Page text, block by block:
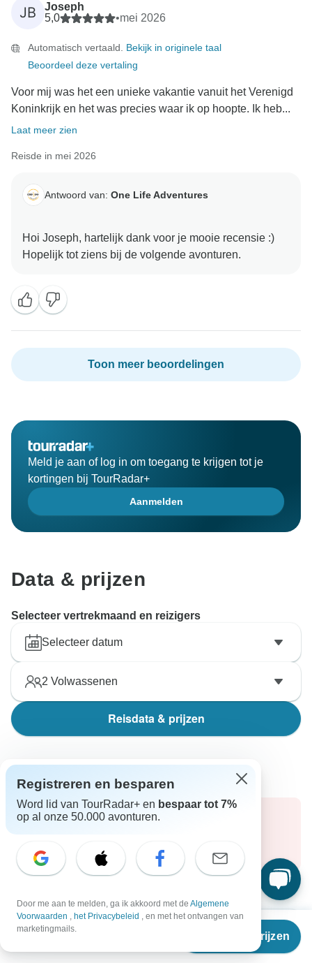
Vanaf €2.295
Reisdata & prijzen
JB
Joseph
5,0
•mei 2026
Automatisch vertaald. Bekijk in originele taal
Beoordeel deze vertaling
Voor mij was het een unieke vakantie vanuit het Verenigd
Koninkrijk en het was precies waar ik op hoopte. Ik heb...
Laat meer zien
Reisde in mei 2026
Antwoord van: One Life Adventures
Hoi Joseph, hartelijk dank voor je mooie recensie :)
Toon meer beoordelingen
Meld je aan of log in om toegang te krijgen tot je
kortingen bij TourRadar+
Aanmelden
Data & prijzen
Selecteer vertrekmaand en reizigers
Selecteer datum
2 Volwassenen
Reisdata & prijzen
Haast je, deals zijn maar een beperkte tijd
Eindigt op
12 aug. 2026
Vanaf Maandag
7 sep. 2026 16 sep. 2026
Registreren en besparen
Word lid van TourRadar+ en bespaar tot 7%
op al onze 50.000 avonturen.
Door me aan te melden, ga ik akkoord met de Algemene
Voorwaarden , het Privacybeleid , en met het ontvangen van
marketingmails.